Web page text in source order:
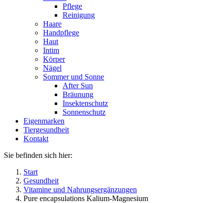
Pflege
Reinigung
Haare
Handpflege
Haut
Intim
Körper
Nägel
Sommer und Sonne
After Sun
Bräunung
Insektenschutz
Sonnenschutz
Eigenmarken
Tiergesundheit
Kontakt
Sie befinden sich hier:
Start
Gesundheit
Vitamine und Nahrungsergänzungen
Pure encapsulations Kalium-Magnesium